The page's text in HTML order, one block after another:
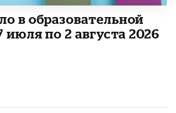
в образовательной
июля по 2 августа 2026